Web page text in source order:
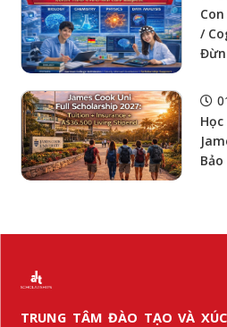
/
TRUNG TÂM ĐÀO TẠO VÀ